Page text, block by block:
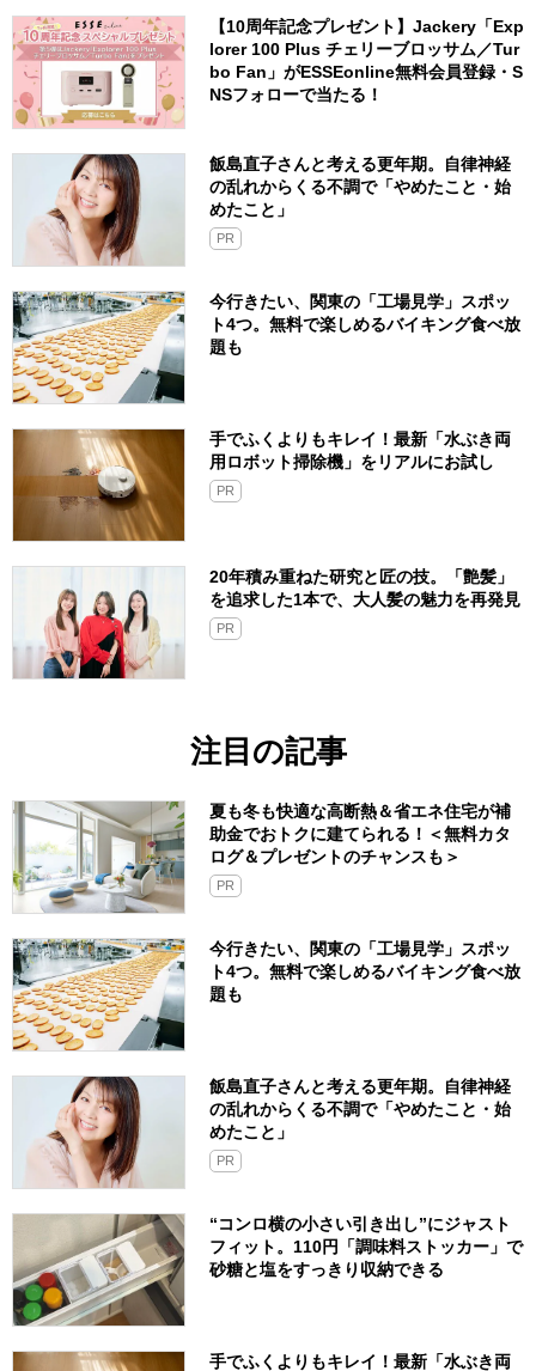
【10周年記念プレゼント】Jackery「Exp
lorer 100 Plus チェリーブロッサム／Tur
bo Fan」がESSEonline無料会員登録・S
NSフォローで当たる！
飯島直子さんと考える更年期。自律神経
の乱れからくる不調で「やめたこと・始
めたこと」
PR
今行きたい、関東の「工場見学」スポッ
ト4つ。無料で楽しめるバイキング食べ放
題も
手でふくよりもキレイ！最新「水ぶき両
用ロボット掃除機」をリアルにお試し
PR
20年積み重ねた研究と匠の技。「艶髪」
を追求した1本で、大人髪の魅力を再発見
PR
注目の記事
夏も冬も快適な高断熱＆省エネ住宅が補
助金でおトクに建てられる！＜無料カタ
ログ＆プレゼントのチャンスも＞
PR
今行きたい、関東の「工場見学」スポッ
ト4つ。無料で楽しめるバイキング食べ放
題も
飯島直子さんと考える更年期。自律神経
の乱れからくる不調で「やめたこと・始
めたこと」
PR
“コンロ横の小さい引き出し”にジャスト
フィット。110円「調味料ストッカー」で
砂糖と塩をすっきり収納できる
手でふくよりもキレイ！最新「水ぶき両